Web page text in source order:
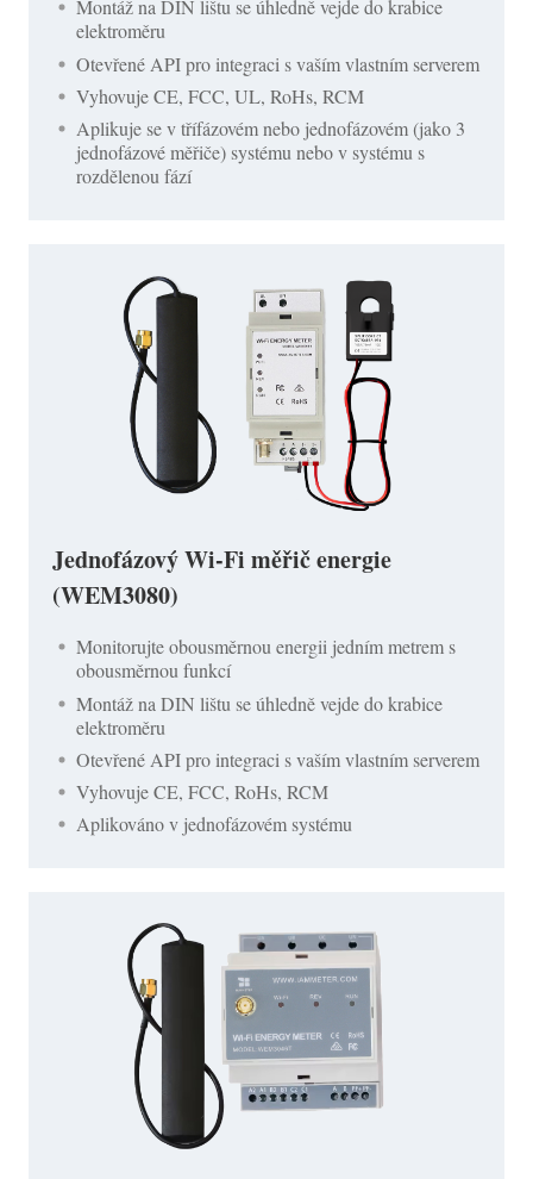
Montáž na DIN lištu se úhledně vejde do krabice
elektroměru
Otevřené API pro integraci s vaším vlastním serverem
Vyhovuje CE, FCC, UL, RoHs, RCM
Aplikuje se v třífázovém nebo jednofázovém (jako 3
jednofázové měřiče) systému nebo v systému s
rozdělenou fází
Jednofázový Wi-Fi měřič energie
(WEM3080)
Monitorujte obousměrnou energii jedním metrem s
obousměrnou funkcí
Montáž na DIN lištu se úhledně vejde do krabice
elektroměru
Otevřené API pro integraci s vaším vlastním serverem
Vyhovuje CE, FCC, RoHs, RCM
Aplikováno v jednofázovém systému